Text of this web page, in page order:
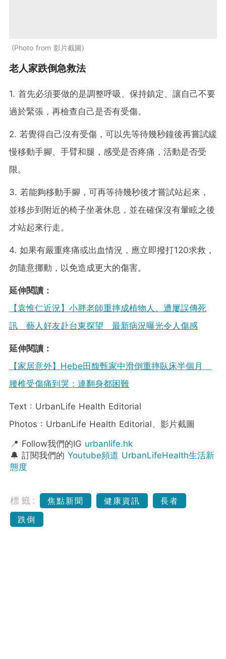
Photo from 影片截圖
老人家跌倒急救法
1. 首先必須要做的是調整呼吸、保持鎮定、讓自己不要
過於緊張，再檢查自己是否有受傷。
2. 若覺得自己沒有受傷，可以先等待幾秒鐘後再嘗試緩
慢移動手腳、手臂和腿，感受是否疼痛，活動是否受
限。
3. 若能夠移動手腳，可再等待幾秒後才嘗試站起來，
並移步到附近的椅子坐著休息，並在確保沒有暈眩之後
才站起來行走。
4. 如果有嚴重疼痛或出血情況，應立即撥打120求救，
勿隨意挪動，以免造成更大的傷害。
延伸閱讀：
【袁惟仁近況】小胖老師重摔成植物人、遭屢誤傳死
訊 藝人好友赴台東探望 最新病況曝光令人傷感
延伸閱讀：
【家居意外】Hebe田馥甄家中滑倒重摔臥床半個月
腰椎受傷痛到哭：連翻身都困難
Text : UrbanLife Health Editorial
Photos : UrbanLife Health Editorial、影片截圖
📍 Follow我們的IG urbanlife.hk
🔔 訂閱我們的 Youtube頻道 UrbanLifeHealth生活新
態度
標籤: 焦點新聞 健康資訊
長者
跌倒